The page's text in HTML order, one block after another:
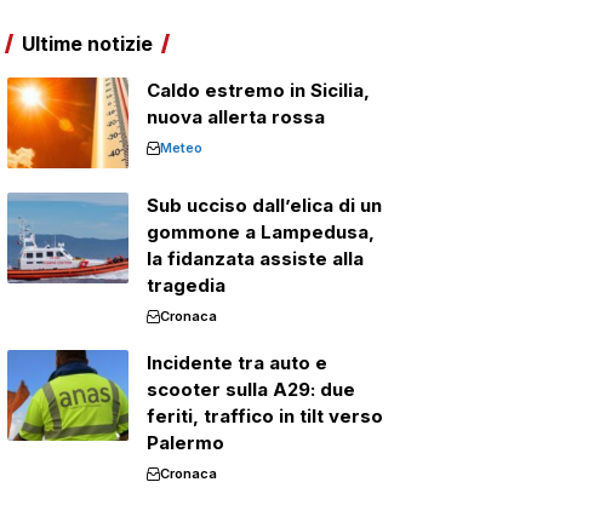
Ultime notizie
Caldo estremo in Sicilia,
nuova allerta rossa
Meteo
Sub ucciso dall’elica di un
gommone a Lampedusa,
la fidanzata assiste alla
tragedia
Cronaca
Incidente tra auto e
scooter sulla A29: due
feriti, traffico in tilt verso
Palermo
Cronaca